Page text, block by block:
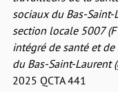
sociaux du Bas-Saint-
section locale 5007
intégré de santé et
du Bas-Saint-Laurent
2025 QCTA 441